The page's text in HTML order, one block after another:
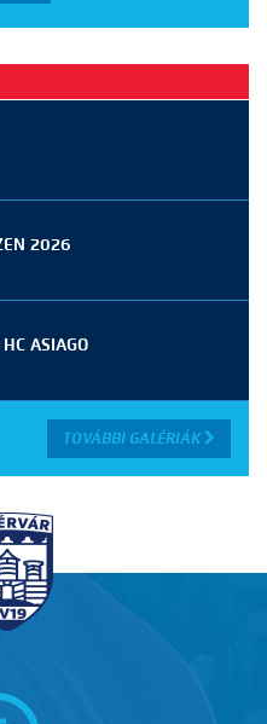
2026
ASIAGO
TOVÁBBI GALÉRIÁK